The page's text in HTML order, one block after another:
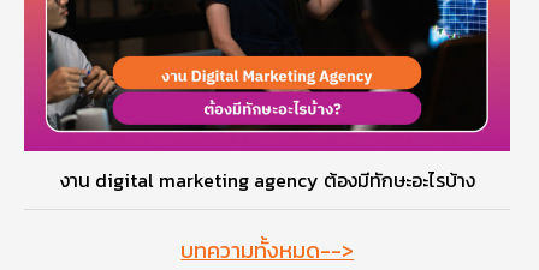
งาน digital marketing agency ต้องมีทักษะอะไรบ้าง
บทความทั้งหมด-->